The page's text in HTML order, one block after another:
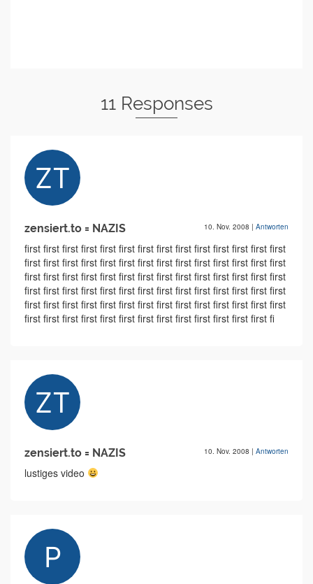
11 Responses
zensiert.to = NAZIS 10. Nov. 2008 | Antworten
first first first first first first first first first first first first first first
first first first first first first first first first first first first first first
first first first first first first first first first first first first first first
first first first first first first first first first first first first first first
first first first first first first first first first first first first first first
first first first first first first first first first first first first first fi
zensiert.to = NAZIS 10. Nov. 2008 | Antworten
lustiges video